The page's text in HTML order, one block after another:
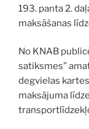
193. panta 2.
maksāšanas
No KNAB
satiksmes”
degvielas
maksājuma